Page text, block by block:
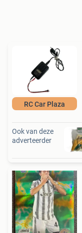
RC Car Plaza
Ook van deze
adverteerder